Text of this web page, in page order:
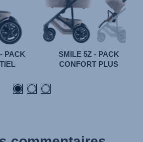
PACK
SMILE 5Z - PACK
CONFORT PLUS